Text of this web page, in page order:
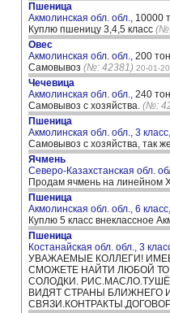
Пшеница
Акмолинская обл. обл., 10000
Куплю пшеницу 3,4,5 класс
Овес
Акмолинская обл. обл., 200
Самовывоз (№: 42381) 20-01-
Чечевица
Акмолинская обл. обл., 240
Самовывоз с хозяйства. (№:
Пшеница
Акмолинская обл. обл., 3 класс,
Самовывоз с хозяйства, так
Ячмень
Северо-Казахстанская обл.
Продам ячмень на линейном
Пшеница
Акмолинская обл. обл., 6 класс,
Куплю 5 класс внеклассное
Пшеница
Костанайская обл. обл., 3
УВАЖАЕМЫЕ КОЛЛЕГИ!
СМОЖЕТЕ НАЙТИ ЛЮБОЙ
СОЛОДКИ.
ВИДЯТ СТРАНЫ БЛИЖНЕГО